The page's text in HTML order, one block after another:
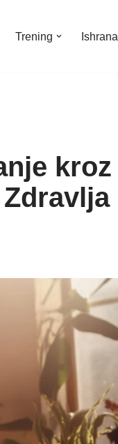
Trening Ishrana
kroz